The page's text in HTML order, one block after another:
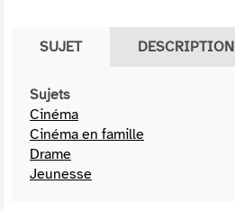
SUJET DESCRIPTION
Sujets
Cinéma
Cinéma en famille
Drame
Jeunesse